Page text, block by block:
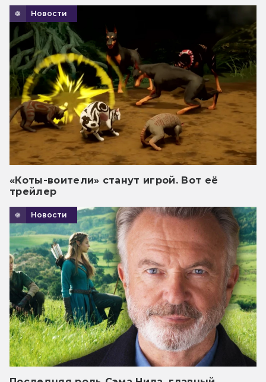
Новости
«Коты-воители» станут игрой. Вот её
трейлер
Новости